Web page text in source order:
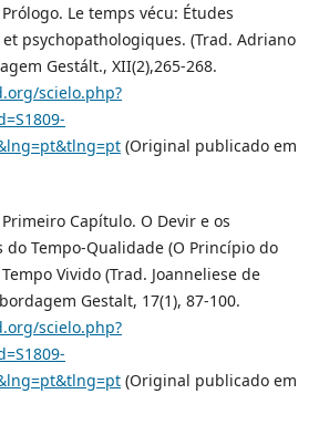
Le temps vécu: Études
psychopathologiques. (Trad. Adriano
Gestált., XII(2),265-268.
scielo.php?
(Original publicado em
Capítulo. O Devir e os
do Tempo-Qualidade (O Princípio do
Vivido (Trad. Joanneliese de
Gestalt, 17(1), 87-100.
scielo.php?
(Original publicado em